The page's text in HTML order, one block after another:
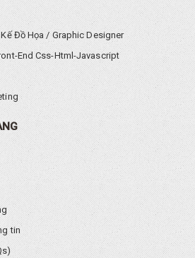
Kế Đồ Họa / Graphic Designer
End Css-Html-Javascript
tin